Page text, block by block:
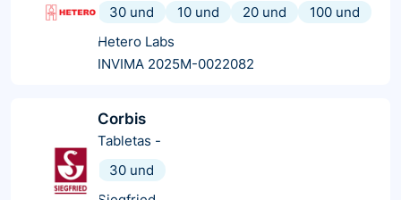
30 und
10 und 20 und
100 und
Hetero Labs
INVIMA 2025M-0022082
Corbis
Tabletas -
30 und